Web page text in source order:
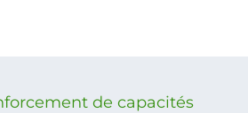
de capacités